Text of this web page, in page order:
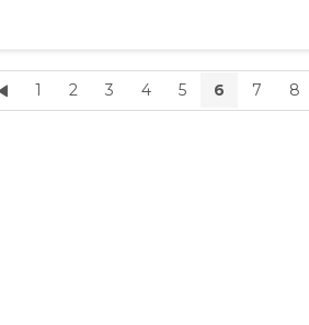
1 2 3 4 5 6 7 8